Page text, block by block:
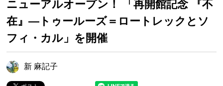
ニューアルオープン！ 「再開館記念 『不
在』—トゥールーズ＝ロートレックとソ
フィ・カル」を開催
新 麻記子